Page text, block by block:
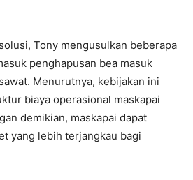
Tony mengusulkan beberapa
penghapusan bea masuk
Menurutnya, kebijakan ini
biaya operasional maskapai
demikian, maskapai dapat
yang lebih terjangkau bagi